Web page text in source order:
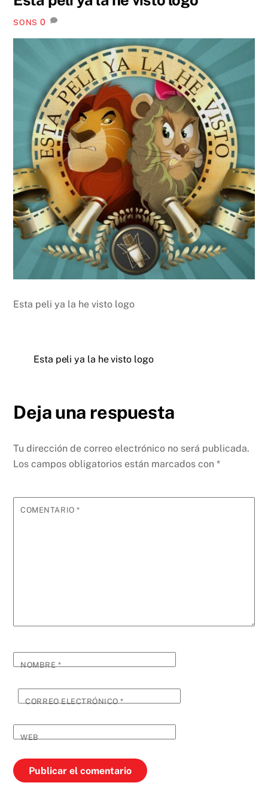
SONS 0
Esta peli ya la he visto logo
Esta peli ya la he visto logo
Deja una respuesta
Tu dirección de correo electrónico no será publicada.
Los campos obligatorios están marcados con*
COMENTARIO*
NOMBRE*
CORREO ELECTRÓNICO*
WEB